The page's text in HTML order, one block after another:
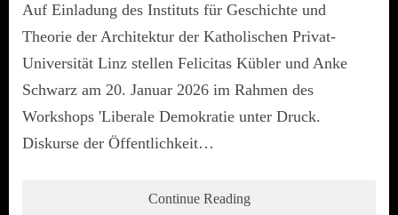
Auf Einladung des Instituts für Geschichte und
Theorie der Architektur der Katholischen Privat-
Universität Linz stellen Felicitas Kübler und Anke
Schwarz am 20. Januar 2026 im Rahmen des
Workshops 'Liberale Demokratie unter Druck.
Diskurse der Öffentlichkeit…
Continue Reading